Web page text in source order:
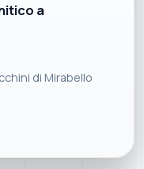
a
di Mirabello